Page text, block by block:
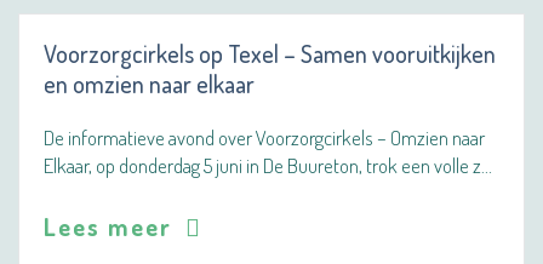
Voorzorgcirkels op Texel – Samen vooruitkijken
en omzien naar elkaar
De informatieve avond over Voorzorgcirkels – Omzien naar
Elkaar, op donderdag 5 juni in De Buureton, trok een volle z…
Lees meer